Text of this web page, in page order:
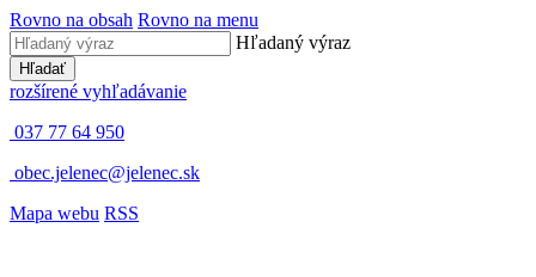
Rovno na obsah Rovno na menu
Hľadaný výraz
Hľadať
rozšírené vyhľadávanie
037 77 64 950
obec.jelenec@jelenec.sk
Mapa webu RSS